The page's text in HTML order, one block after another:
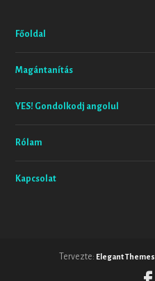
Főoldal
Magántanítás
YES! Gondolkodj angolul
Rólam
Kapcsolat
Tervezte: Elegant Themes